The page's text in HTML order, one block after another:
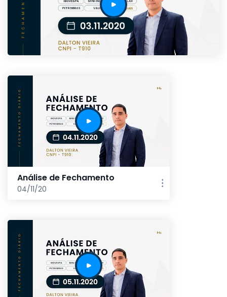
Análise de Fechamento
04/11/20